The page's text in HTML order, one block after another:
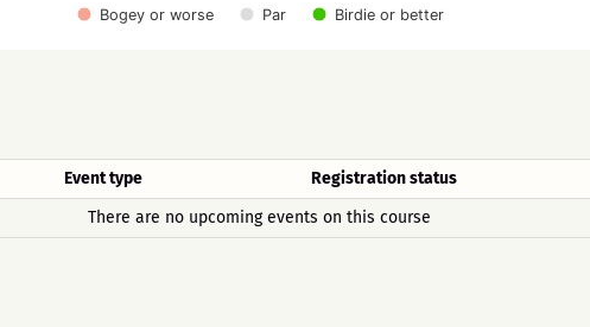
Bogey or worse Par Birdie or better
Event type Registration status
There are no upcoming events on this course